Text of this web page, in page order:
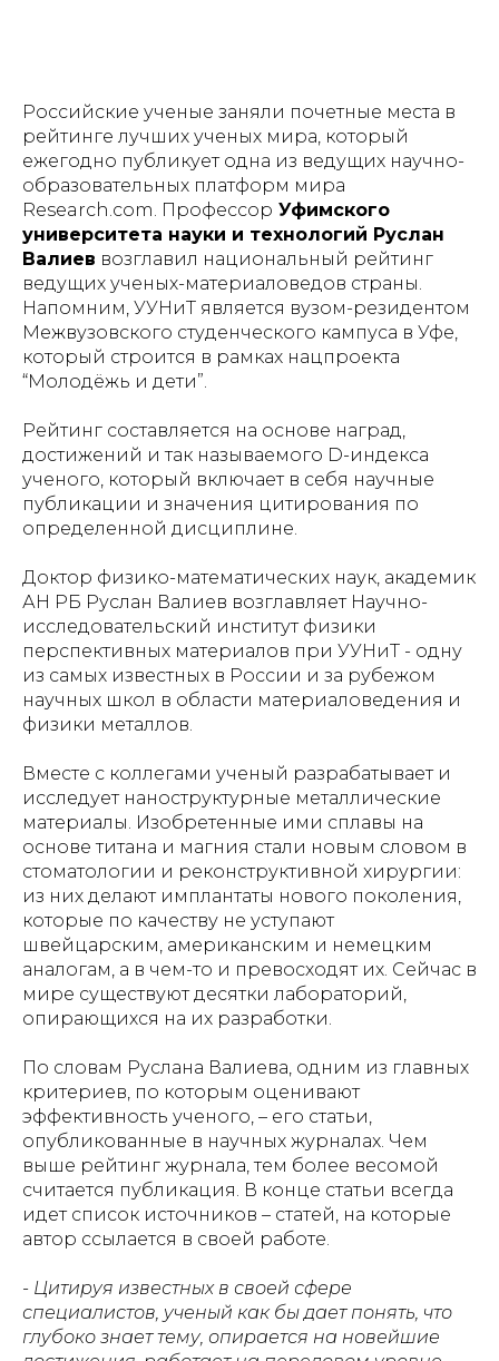
Российские ученые заняли почетные места в
рейтинге лучших ученых мира, который
ежегодно публикует одна из ведущих научно-
образовательных платформ мира
Research.com. Профессор Уфимского
университета науки и технологий Руслан
Валиев возглавил национальный рейтинг
ведущих ученых-материаловедов страны.
Напомним, УУНиТ является вузом-резидентом
Межвузовского студенческого кампуса в Уфе,
который строится в рамках нацпроекта
“Молодёжь и дети”.
Рейтинг составляется на основе наград,
достижений и так называемого D-индекса
ученого, который включает в себя научные
публикации и значения цитирования по
определенной дисциплине.
Доктор физико-математических наук, академик
АН РБ Руслан Валиев возглавляет Научно-
исследовательский институт физики
перспективных материалов при УУНиТ - одну
из самых известных в России и за рубежом
научных школ в области материаловедения и
физики металлов.
Вместе с коллегами ученый разрабатывает и
исследует наноструктурные металлические
материалы. Изобретенные ими сплавы на
основе титана и магния стали новым словом в
стоматологии и реконструктивной хирургии:
из них делают имплантаты нового поколения,
которые по качеству не уступают
швейцарским, американским и немецким
аналогам, а в чем-то и превосходят их. Сейчас в
мире существуют десятки лабораторий,
опирающихся на их разработки.
По словам Руслана Валиева, одним из главных
критериев, по которым оценивают
эффективность ученого, – его статьи,
опубликованные в научных журналах. Чем
выше рейтинг журнала, тем более весомой
считается публикация. В конце статьи всегда
идет список источников – статей, на которые
автор ссылается в своей работе.
- Цитируя известных в своей сфере
специалистов, ученый как бы дает понять, что
глубоко знает тему, опирается на новейшие